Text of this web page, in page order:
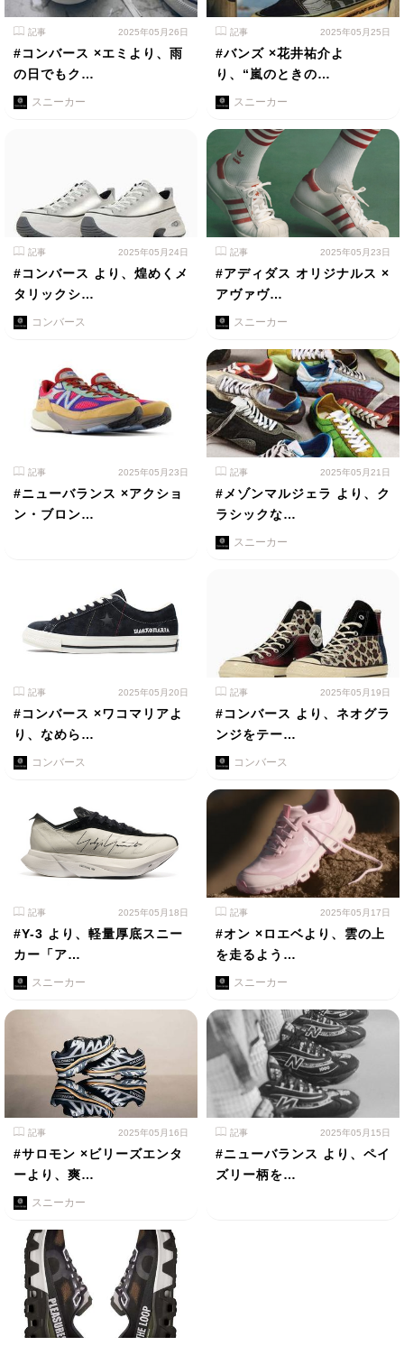
記事 2025年05月26日
#コンバース ×エミより、雨
の日でもク…
スニーカー
記事 2025年05月25日
#バンズ ×花井祐介よ
り、“嵐のときの…
スニーカー
記事 2025年05月24日
#コンバース より、煌めくメ
タリックシ…
コンバース
記事 2025年05月23日
#アディダス オリジナルス ×
アヴァヴ…
スニーカー
記事 2025年05月23日
#ニューバランス ×アクショ
ン・ブロン…
記事 2025年05月21日
#メゾンマルジェラ より、ク
ラシックな…
スニーカー
記事 2025年05月20日
#コンバース ×ワコマリアよ
り、なめら…
コンバース
記事 2025年05月19日
#コンバース より、ネオグラ
ンジをテー…
コンバース
記事 2025年05月18日
#Y-3 より、軽量厚底スニー
カー「ア…
スニーカー
記事 2025年05月17日
#オン ×ロエベより、雲の上
を走るよう…
スニーカー
記事 2025年05月16日
#サロモン ×ビリーズエンタ
ーより、爽…
スニーカー
記事 2025年05月15日
#ニューバランス より、ペイ
ズリー柄を…